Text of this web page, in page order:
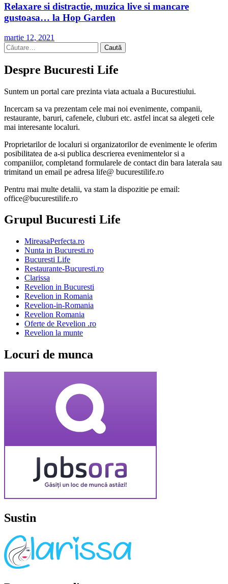
Relaxare si distractie, muzica live si mancare
gustoasa… la Hop Garden
martie 12, 2021
Caută
după:
Despre Bucuresti Life
Suntem un portal care prezinta viata actuala a Bucurestiului.
Incercam sa va prezentam cele mai noi evenimente, companii,
restaurante, baruri, cafenele, cluburi etc. astfel incat sa alegeti cele
mai interesante localuri.
Proprietarilor de localuri si organizatorilor de evenimente le oferim
posibilitatea de a-si publica descrierea evenimentelor si a
companiilor, completand formularele de contact din bara laterala sau
trimitand un email pe adresa life@ bucurestilife.ro
Pentru mai multe detalii, va stam la dispozitie pe email:
office@bucurestilife.ro
Grupul Bucuresti Life
MireasaPerfecta.ro
Nunta in Bucuresti.ro
Bucuresti Life
Restaurante-Bucuresti.ro
Clarissa
Revelion in Bucuresti
Revelion in Romania
Revelion-in-Romania
Revelion Romania
Oferte de Revelion .ro
Revelion la munte
Locuri de munca
Sustin